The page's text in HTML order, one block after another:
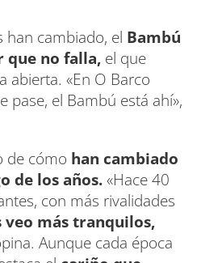
han cambiado, el Bambú
que no falla, el que
abierta. «En O Barco
pase, el Bambú está ahí»,
de cómo han cambiado
de los años.«Hace 40
con más rivalidades
veo más tranquilos,
Aunque cada época